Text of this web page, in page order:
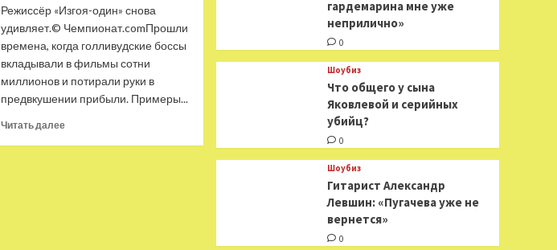
Режиссёр «Изгоя-один» снова
удивляет.© Чемпионат.comПрошли
времена, когда голливудские боссы
вкладывали в фильмы сотни
миллионов и потирали руки в
предвкушении прибыли. Примеры...
Читать далееПрочитать
гардемарина мне уже
неприлично»
0
Шоубиз
Что общего у сына
Яковлевой и серийных
убийц?
0
Шоубиз
Гитарист Александр
Левшин: «Пугачева уже не
вернется»
0